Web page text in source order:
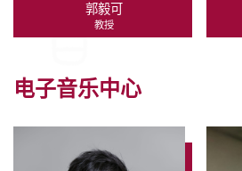
郭毅可
教授
电子音乐中心